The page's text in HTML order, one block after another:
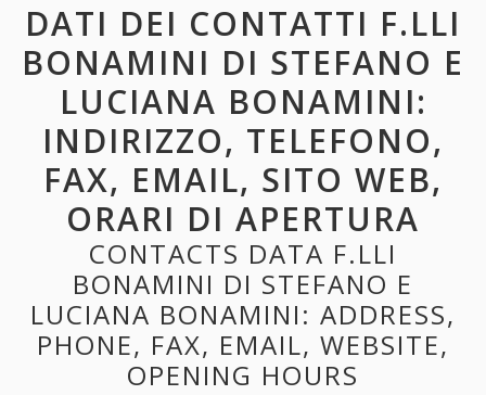
DATI DEI CONTATTI F.LLI
BONAMINI DI STEFANO E
LUCIANA BONAMINI:
INDIRIZZO, TELEFONO,
FAX, EMAIL, SITO WEB,
ORARI DI APERTURA
CONTACTS DATA F.LLI
BONAMINI DI STEFANO E
LUCIANA BONAMINI: ADDRESS,
PHONE, FAX, EMAIL, WEBSITE,
OPENING HOURS